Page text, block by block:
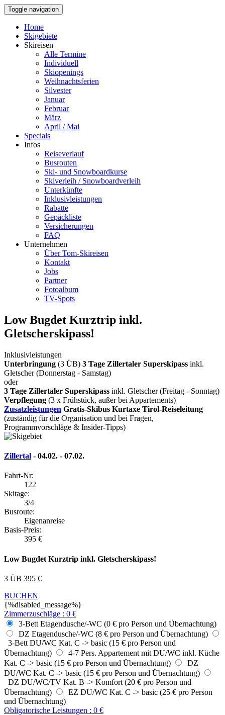
Toggle navigation
Home
Skigebiete
Skireisen
Alle Termine
Individuell
Skiopenings
Weihnachtsferien
Silvester
Januar
Februar
März
April / Mai
Specials
Infos
Reiseverlauf
Busrouten
Ski- und Snowboardkurse
Skiverleih / Snowboardverleih
Unterkünfte
Inklusivleistungen
Rabatte
Gepäckliste
Versicherungen
FAQ
Unternehmen
Über Tom-Skireisen
Kontakt
Jobs
Partner
Fotoalbum
TV-Spots
Low Bugdet Kurztrip inkl.
Gletscherskipass!
Inklusivleistungen
Unterbringung (3 ÜB) 3 Tage Zillertaler Superskipass inkl.
Gletscher (Donnerstag - Samstag)
oder
3 Tage Zillertaler Superskipass inkl. Gletscher (Freitag - Sonntag)
Verpflegung (3 x Frühstück, außer bei Appartements)
Zusatzleistungen Gratis-Skibus Kurtaxe Tirol-Reiseleitung
(zuständig für die Organisation und bei Fragen,
Programmvorschläge & Insider-Tipps)
Zillertal - 04.02. - 07.02.
Fahrt-Nr:
122
Skitage:
3/4
Busroute:
Eigenanreise
Basis-Preis:
395 €
Low Bugdet Kurztrip inkl. Gletscherskipass!
3 ÜB 395 €
BUCHEN
{%disabled_message%}
Zimmerzuschläge : 0 €
3-Bett Etagendusche/-WC (0 € pro Person und Übernachtung)
DZ Etagendusche/-WC (8 € pro Person und Übernachtung)
3-Bett DU/WC Kat. C -> basic (15 € pro Person und
Übernachtung)
4-7 Pers. Appartement mit DU/WC inkl. Küche
Kat. C -> basic (15 € pro Person und Übernachtung)
DZ
DU/WC Kat. C -> basic (15 € pro Person und Übernachtung)
DZ DU/WC/TV Kat. B -> Komfort (20 € pro Person und
Übernachtung)
EZ DU/WC Kat. C -> basic (25 € pro Person
und Übernachtung)
Obligatorische Leistungen : 0 €